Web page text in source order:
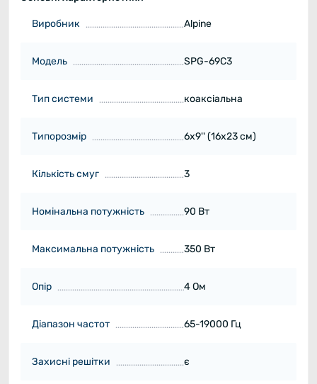
Виробник Alpine
Модель SPG-69C3
Тип системи коаксіальна
Типорозмір 6х9'' (16х23 см)
Кількість смуг 3
Номінальна потужність 90 Вт
Максимальна потужність 350 Вт
Опір 4 Ом
Діапазон частот 65-19000 Гц
Захисні решітки є